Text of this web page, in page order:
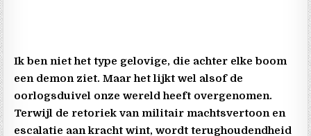
Ik ben niet het type gelovige, die achter elke boom
een demon ziet. Maar het lijkt wel alsof de
oorlogsduivel onze wereld heeft overgenomen.
Terwijl de retoriek van militair machtsvertoon en
escalatie aan kracht wint, wordt terughoudendheid